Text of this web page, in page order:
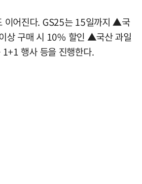
이어진다. GS25는 15일까지 ▲국
상 구매 시 10% 할인 ▲국산 과일
행사 등을 진행한다.